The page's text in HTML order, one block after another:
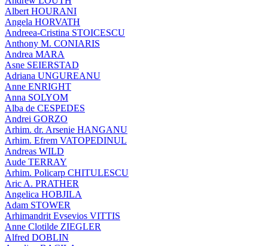
Albert HOURANI
Angela HORVATH
Andreea-Cristina STOICESCU
Anthony M. CONIARIS
Andrea MARA
Asne SEIERSTAD
Adriana UNGUREANU
Anne ENRIGHT
Anna SOLYOM
Alba de CESPEDES
Andrei GORZO
Arhim. dr. Arsenie HANGANU
Arhim. Efrem VATOPEDINUL
Andreas WILD
Aude TERRAY
Arhim. Policarp CHITULESCU
Aric A. PRATHER
Angelica HOBJILA
Adam STOWER
Arhimandrit Evsevios VITTIS
Anne Clotilde ZIEGLER
Alfred DOBLIN